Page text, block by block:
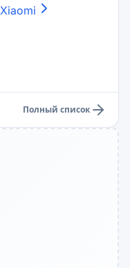
Xiaomi
Полный список